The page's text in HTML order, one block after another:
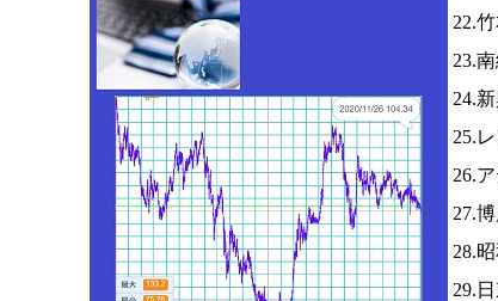
22.
23.
24.
25.
26.
27.
28.
29.